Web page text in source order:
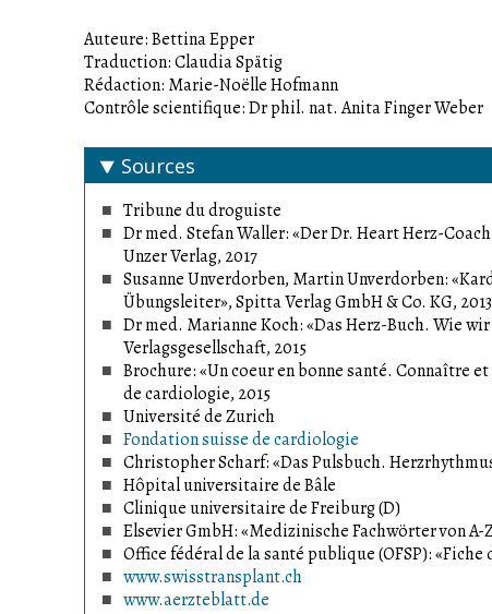
Auteure: Bettina Epper
Traduction: Claudia Spätig
Rédaction: Marie-Noëlle Hofmann
Contrôle scientifique: Dr phil. nat. Anita Finger Weber
Sources
Tribune du droguiste
Dr med. Stefan Waller: «Der Dr. Heart Herz-
Unzer Verlag, 2017
Susanne Unverdorben, Martin Unverdorben:
Übungsleiter», Spitta Verlag GmbH & Co. KG, 2013
Dr med. Marianne Koch: «Das Herz-Buch. Wie
Verlagsgesellschaft, 2015
Brochure: «Un coeur en bonne santé. Connaître
de cardiologie, 2015
Université de Zurich
Fondation suisse de cardiologie
Christopher Scharf: «Das Pulsbuch.
Hôpital universitaire de Bâle
Clinique universitaire de Freiburg (D)
Elsevier GmbH: «Medizinische Fachwörter von A-
Office fédéral de la santé publique (OFSP):
www.swisstransplant.ch
www.aerzteblatt.de